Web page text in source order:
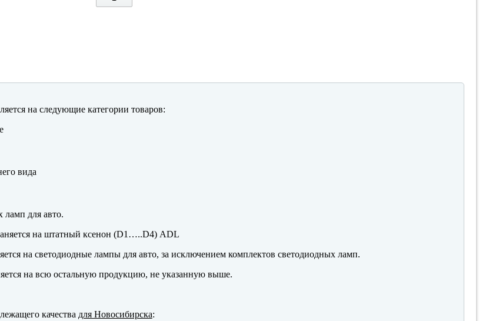
на следующие категории товаров:
вида
для авто.
на штатный ксенон (D1…..D4) ADL
на светодиодные лампы для авто, за исключением комплектов светодиодных ламп.
на всю остальную продукцию, не указанную выше.
качества для Новосибирска: